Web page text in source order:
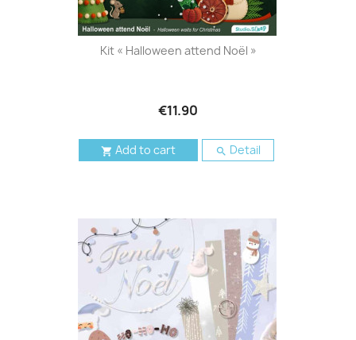
Kit « Halloween attend Noël »
€11.90
 Add to cart  Detail